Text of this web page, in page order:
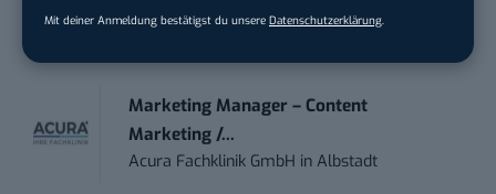
Mit deiner Anmeldung bestätigst du unsere Datenschutzerklärung
(m/w/...
Marketing Manager – Content
Marketing /...
Acura Fachklinik GmbH inAlbstadt